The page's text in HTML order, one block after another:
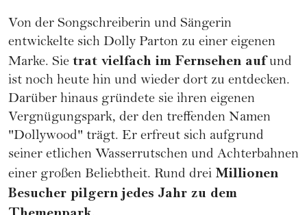
Von der Songschreiberin und Sängerin
entwickelte sich Dolly Parton zu einer eigenen
Marke. Sie trat vielfach im Fernsehen auf und
ist noch heute hin und wieder dort zu entdecken.
Darüber hinaus gründete sie ihren eigenen
Vergnügungspark, der den treffenden Namen
"Dollywood" trägt. Er erfreut sich aufgrund
seiner etlichen Wasserrutschen und Achterbahnen
einer großen Beliebtheit. Rund drei Millionen
Besucher pilgern jedes Jahr zu dem